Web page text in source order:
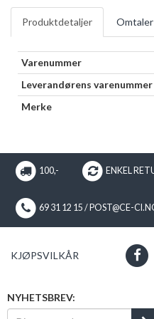
Produktdetaljer Omtaler
Varenummer
Leverandørens varenummer
Merke
100,- ENKEL
69 31 12 15 / POST@CE-
KJØPSVILKÅR
NYHETSBREV: